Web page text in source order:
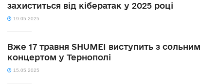
захиститься від кібератак у 2025 році
19.05.2025
Вже 17 травня SHUMEI виступить з сольним
концертом у Тернополі
15.05.2025